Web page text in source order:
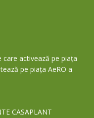
care activează pe piața
pe piața AeRO a
CASAPLANT